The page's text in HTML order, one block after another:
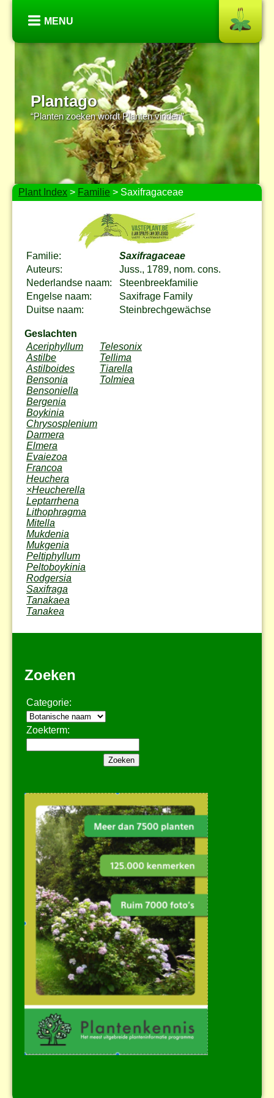
MENU
Plantago
“Planten zoeken wordt Planten vinden”
Plant Index > Familie > Saxifragaceae
Familie:
Saxifragaceae
Auteurs:
Juss., 1789, nom. cons.
Nederlandse naam:
Steenbreekfamilie
Engelse naam:
Saxifrage Family
Duitse naam:
Steinbrechgewächse
Geslachten
Aceriphyllum
Astilbe
Astilboides
Bensonia
Bensoniella
Bergenia
Boykinia
Chrysosplenium
Darmera
Elmera
Evaiezoa
Francoa
Heuchera
×Heucherella
Leptarrhena
Lithophragma
Mitella
Mukdenia
Mukgenia
Peltiphyllum
Peltoboykinia
Rodgersia
Saxifraga
Tanakaea
Tanakea
Telesonix
Tellima
Tiarella
Tolmiea
Zoeken
Categorie:
Zoekterm: